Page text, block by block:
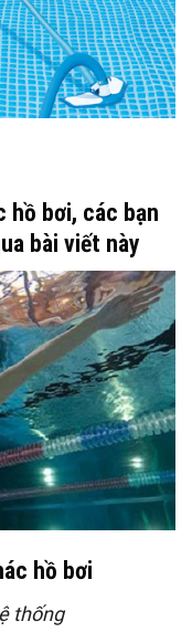
hồ bơi, các bạn
bài viết này
hồ bơi
thống